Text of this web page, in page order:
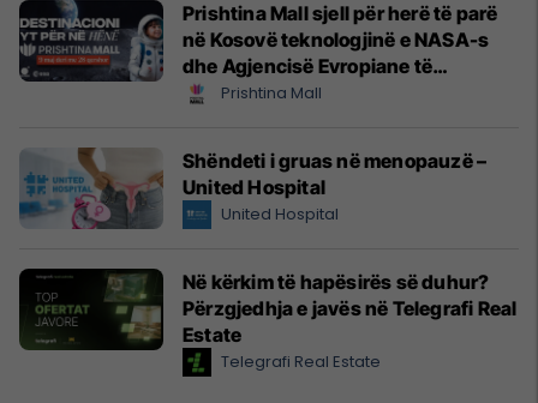
Prishtina Mall sjell për herë të parë
në Kosovë teknologjinë e NASA-s
dhe Agjencisë Evropiane të
Hapësirës (ESA)
Prishtina Mall
Shëndeti i gruas në menopauzë –
United Hospital
United Hospital
Në kërkim të hapësirës së duhur?
Përzgjedhja e javës në Telegrafi Real
Estate
Telegrafi Real Estate